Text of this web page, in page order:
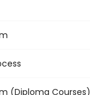
(Diploma Courses)